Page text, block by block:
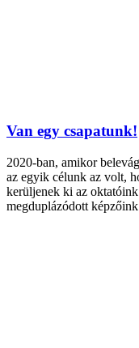
Van egy csapatunk!
2020-ban, amikor
az egyik célunk az volt,
kerüljenek ki az
megduplázódott